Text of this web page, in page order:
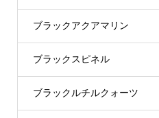
ブラックアクアマリン
ブラックスピネル
ブラックルチルクォーツ